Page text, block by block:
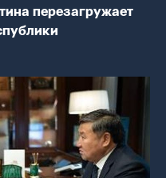
перезагружает